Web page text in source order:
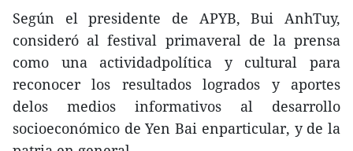
Según el presidente de APYB, Bui AnhTuy,
consideró al festival primaveral de la prensa
como una actividadpolítica y cultural para
reconocer los resultados logrados y aportes
delos medios informativos al desarrollo
socioeconómico de Yen Bai enparticular, y de la